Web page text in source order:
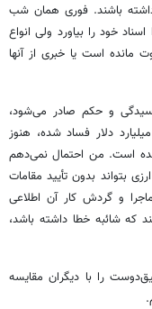
باشند. فوری همان شب
خود را بیاورد ولی انواع
مانده است یا خبری از آنها
و حکم صادر می‌شود،
وضعیت متفاوتی با مسکوت گذاشتن ندارند. 3.7 میلیارد دلار فساد شده، هنوز
است. من احتمال نمی‌دهم
بتواند بدون تأیید مقامات
و گردش کار آن اطلاعی
که شائبه خطا داشته باشد،
را با دیگران مقایسه